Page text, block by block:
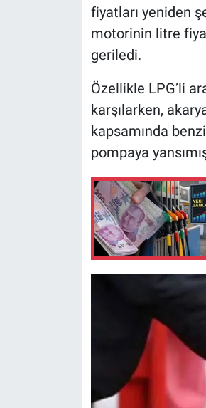
fiyatları yeniden
motorinin litre
geriledi.
Özellikle LPG’li
karşılarken,
kapsamında
pompaya